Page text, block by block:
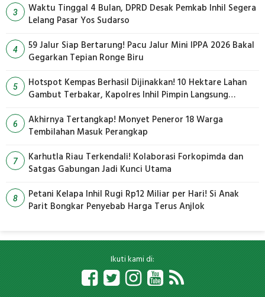
3
Waktu Tinggal 4 Bulan, DPRD Desak Pemkab Inhil Segera
Lelang Pasar Yos Sudarso
4
59 Jalur Siap Bertarung! Pacu Jalur Mini IPPA 2026 Bakal
Gegarkan Tepian Ronge Biru
5
Hotspot Kempas Berhasil Dijinakkan! 10 Hektare Lahan
Gambut Terbakar, Kapolres Inhil Pimpin Langsung
6
Akhirnya Tertangkap! Monyet Peneror 18 Warga
Tembilahan Masuk Perangkap
7
Karhutla Riau Terkendali! Kolaborasi Forkopimda dan
Satgas Gabungan Jadi Kunci Utama
8
Petani Kelapa Inhil Rugi Rp12 Miliar per Hari! Si Anak
Parit Bongkar Penyebab Harga Terus Anjlok
Ikuti kami di: